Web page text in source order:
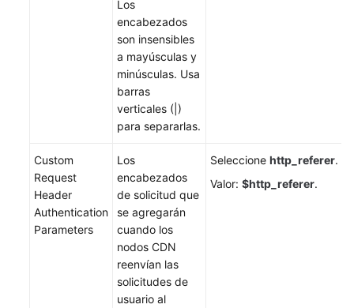
Los
encabezados
son insensibles
a mayúsculas y
minúsculas. Usa
barras
verticales (|)
para separarlas.
Custom
Request
Header
Authentication
Parameters
Los
encabezados
de solicitud que
se agregarán
cuando los
nodos CDN
reenvían las
solicitudes de
usuario al
Seleccione http_referer.
Valor: $http_referer.